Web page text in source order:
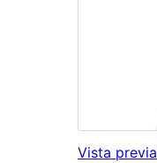
Vista previa